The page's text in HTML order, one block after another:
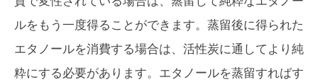
ルをもう一度得ることができます。蒸留後に得られた
エタノールを消費する場合は、活性炭に通してより純
粋にする必要があります。エタノールを蒸留すればす